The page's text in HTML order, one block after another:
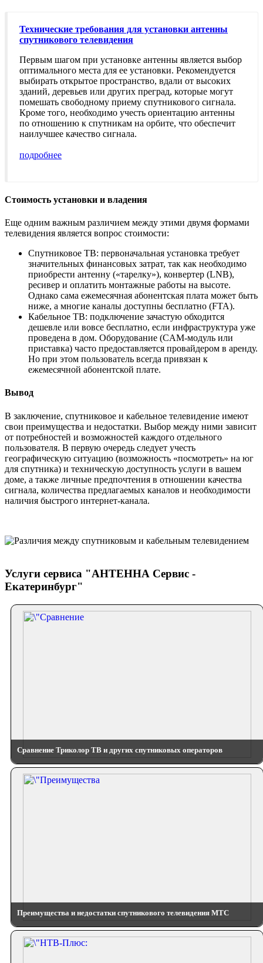
Технические требования для установки антенны
спутникового телевидения
Первым шагом при установке антенны является выбор
оптимального места для ее установки. Рекомендуется
выбирать открытое пространство, вдали от высоких
зданий, деревьев или других преград, которые могут
помешать свободному приему спутникового сигнала.
Кроме того, необходимо учесть ориентацию антенны
по отношению к спутникам на орбите, что обеспечит
наилучшее качество сигнала.
подробнее
Стоимость установки и владения
Еще одним важным различием между этими двумя формами
телевидения является вопрос стоимости:
Спутниковое ТВ: первоначальная установка требует
значительных финансовых затрат, так как необходимо
приобрести антенну («тарелку»), конвертер (LNB),
ресивер и оплатить монтажные работы на высоте.
Однако сама ежемесячная абонентская плата может быть
ниже, а многие каналы доступны бесплатно (FTA).
Кабельное ТВ: подключение зачастую обходится
дешевле или вовсе бесплатно, если инфраструктура уже
проведена в дом. Оборудование (CAM-модуль или
приставка) часто предоставляется провайдером в аренду.
Но при этом пользователь всегда привязан к
ежемесячной абонентской плате.
Вывод
В заключение, спутниковое и кабельное телевидение имеют
свои преимущества и недостатки. Выбор между ними зависит
от потребностей и возможностей каждого отдельного
пользователя. В первую очередь следует учесть
географическую ситуацию (возможность «посмотреть» на юг
для спутника) и техническую доступность услуги в вашем
доме, а также личные предпочтения в отношении качества
сигнала, количества предлагаемых каналов и необходимости
наличия быстрого интернет-канала.
Услуги сервиса "АНТЕННА Сервис -
Екатеринбург"
Сравнение Триколор ТВ и других спутниковых операторов
Преимущества и недостатки спутникового телевидения МТС